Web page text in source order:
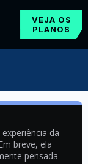
VEJA OS
PLANOS
da
breve, ela
pensada